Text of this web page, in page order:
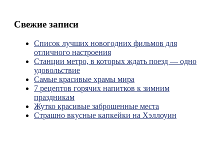
Свежие записи
Список лучших новогодних фильмов для
отличного настроения
Станции метро, в которых ждать поезд — одно
удовольствие
Самые красивые храмы мира
7 рецептов горячих напитков к зимним
праздникам
Жутко красивые заброшенные места
Страшно вкусные капкейки на Хэллоуин